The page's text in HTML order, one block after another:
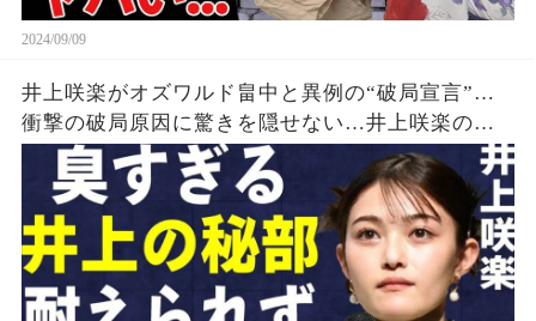
2024/09/09
井上咲楽がオズワルド畠中と異例の“破局宣言”…
衝撃の破局原因に驚きを隠せない…井上咲楽の介
護生活の真相